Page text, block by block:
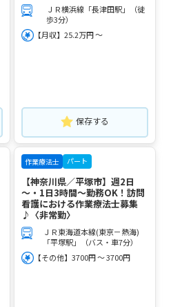
ＪＲ横浜線「長津田駅」（徒
歩3分）
【月収】25.2万円 ～
保存する
作業療法士 パート
【神奈川県／平塚市】週2日
～・1日3時間～勤務OK！訪問
看護における作業療法士募集
♪〈非常勤〉
ＪＲ東海道本線(東京－熱海)
「平塚駅」（バス・車7分）
【その他】3700円 ～ 3700円